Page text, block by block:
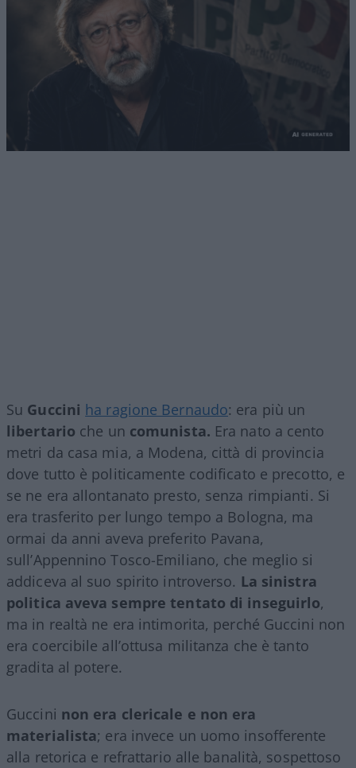
Su Guccini ha ragione Bernaudo: era più un
libertario che un comunista. Era nato a cento
metri da casa mia, a Modena, città di provincia
dove tutto è politicamente codificato e precotto, e
se ne era allontanato presto, senza rimpianti. Si
era trasferito per lungo tempo a Bologna, ma
ormai da anni aveva preferito Pavana,
sull’Appennino Tosco-Emiliano, che meglio si
addiceva al suo spirito introverso. La sinistra
politica aveva sempre tentato di inseguirlo,
ma in realtà ne era intimorita, perché Guccini non
era coercibile all’ottusa militanza che è tanto
gradita al potere.
Guccini non era clericale e non era
materialista; era invece un uomo insofferente
alla retorica e refrattario alle banalità, sospettoso